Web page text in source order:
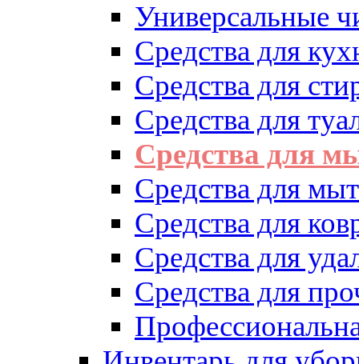
Универсальные
Средства для
Средства для
Средства для
Средства для
Средства для
Средства для
Средства для
Средства для